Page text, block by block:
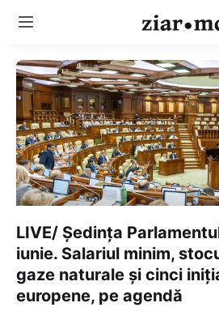
LIVE/ Ședința
iunie. Salariul minim,
gaze naturale și cinci
europene, pe agendă